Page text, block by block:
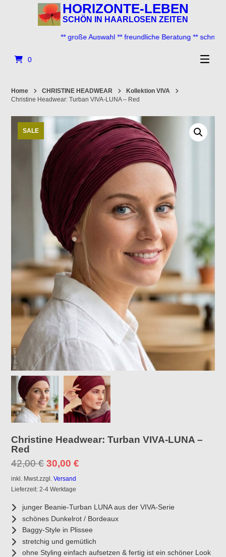
HORIZONTE-LEBEN
SCHÖN IN HAARLOSEN ZEITEN
** große Auswahl ** freundliche Beratung ** schneller
0
Home CHRISTINE HEADWEAR
Kollektion VIVA
Christine Headwear: Turban VIVA-LUNA – Red
SALE
Christine Headwear: Turban VIVA-LUNA –
Red
42,00€ Ursprünglicher
Preis
war:
42,00 €
30,00€
30,00 €.
inkl. Mwst.zzgl.Versand
Lieferzeit: 2-4 Werktage
junger Beanie-Turban LUNA aus der VIVA-Serie
schönes Dunkelrot / Bordeaux
Baggy-Style in Plissee
stretchig und gemütlich
ohne Styling einfach aufsetzen & fertig ist ein schöner Look